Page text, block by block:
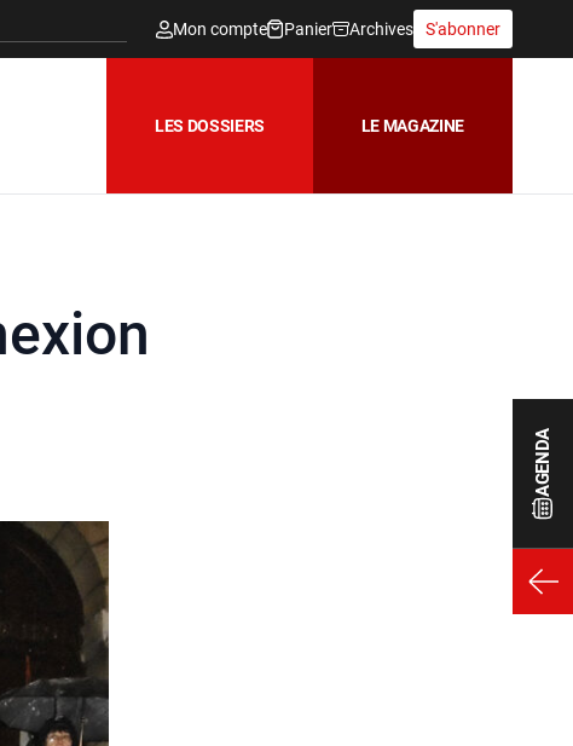
AGENDA
Mon compte Panier Archives S'abonner
LES DOSSIERS LE MAGAZINE